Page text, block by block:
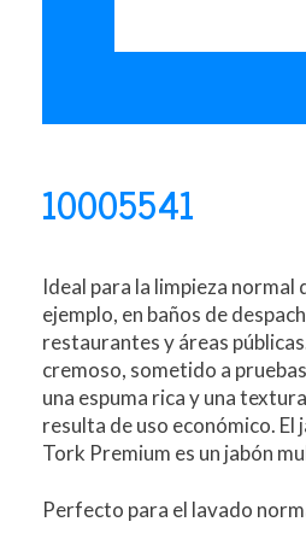
10005541
Ideal para la limpieza normal
ejemplo, en baños de
restaurantes y áreas
cremoso, sometido a
una espuma rica y una
resulta de uso económico. El
Tork Premium es un jabón
Perfecto para el lavado